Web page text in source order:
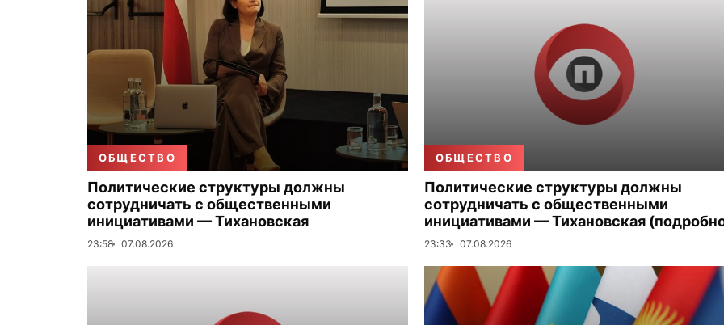
ОБЩЕСТВО
Политические структуры должны
сотрудничать с общественными
инициативами — Тихановская
23:58 07.08.2026
ОБЩЕСТВО
Политические структуры должны
сотрудничать с общественными
инициативами — Тихановская
23:33 07.08.2026